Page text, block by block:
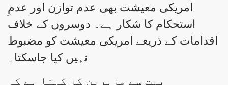
امریکی معیشت بھی عدم توازن اور عدمِ
استحکام کا شکار ہے۔ دوسروں کے خلاف
اقدامات کے ذریعے امریکی معیشت کو مضبوط
نہیں کیا جاسکتا۔
بہت سے ماہرین کا کہنا ہے کہ